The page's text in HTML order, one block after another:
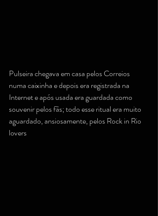
Pulseira chegava em casa pelos Correios
numa caixinha e depois era registrada na
Internet e após usada era guardada como
souvenir pelos fãs; todo esse ritual era muito
aguardado, ansiosamente, pelos Rock in Rio
lovers